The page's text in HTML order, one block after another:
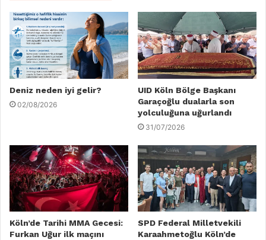
Deniz neden iyi gelir?
02/08/2026
UID Köln Bölge Başkanı
Garaçoğlu dualarla son
yolculuğuna uğurlandı
31/07/2026
Köln’de Tarihi MMA Gecesi:
Furkan Uğur ilk maçını
SPD Federal Milletvekili
Karaahmetoğlu Köln’de